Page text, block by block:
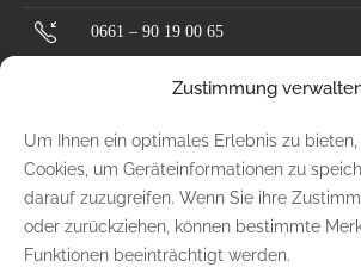
Zustimmung
Um Ihnen ein optimales Erlebnis zu
Cookies, um Geräteinformationen zu
darauf zuzugreifen. Wenn Sie ihre
oder zurückziehen, können bestimmte
Funktionen beeinträchtigt werden.
0661 – 90 19 00 65
kontakt@goldwerk.design
Impressum
Datenschutz